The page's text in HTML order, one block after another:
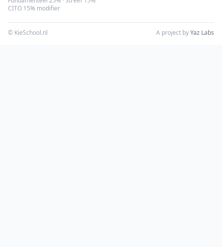
CITO 15% modifier
© KieSchool.nl A project byYaz Labs